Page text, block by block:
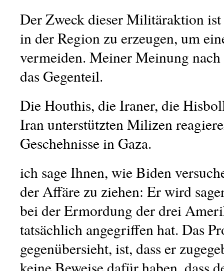
Der Zweck dieser Militäraktion ist
in der Region zu erzeugen, um
vermeiden. Meiner Meinung
das Gegenteil.
Die Houthis, die Iraner, die
Iran unterstützten Milizen
Geschehnisse in Gaza.
ich sage Ihnen, wie Biden
der Affäre zu ziehen: Er wird
bei der Ermordung der drei
tatsächlich angegriffen hat. Das
gegenübersieht, ist, dass er